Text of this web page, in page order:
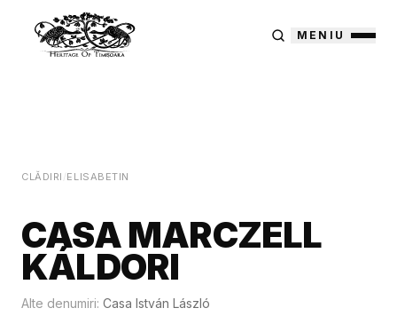
MENIU
CLĂDIRI ELISABETIN
CASA MARCZELL
KÁLDORI
Alte denumiri: Casa István László